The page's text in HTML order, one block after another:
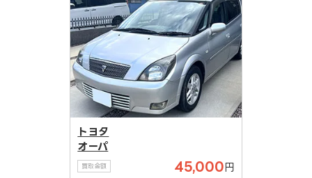
トヨタ
オーパ
買取金額 45,000 円